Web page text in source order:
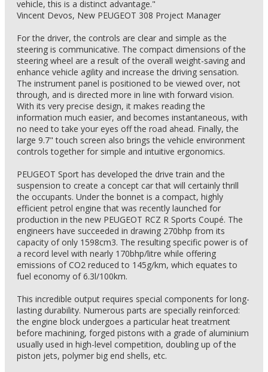
vehicle, this is a distinct advantage."
Vincent Devos, New PEUGEOT 308 Project Manager
For the driver, the controls are clear and simple as the
steering is communicative. The compact dimensions of the
steering wheel are a result of the overall weight-saving and
enhance vehicle agility and increase the driving sensation.
The instrument panel is positioned to be viewed over, not
through, and is directed more in line with forward vision.
With its very precise design, it makes reading the
information much easier, and becomes instantaneous, with
no need to take your eyes off the road ahead. Finally, the
large 9.7" touch screen also brings the vehicle environment
controls together for simple and intuitive ergonomics.
PEUGEOT Sport has developed the drive train and the
suspension to create a concept car that will certainly thrill
the occupants. Under the bonnet is a compact, highly
efficient petrol engine that was recently launched for
production in the new PEUGEOT RCZ R Sports Coupé. The
engineers have succeeded in drawing 270bhp from its
capacity of only 1598cm3. The resulting specific power is of
a record level with nearly 170bhp/litre while offering
emissions of CO2 reduced to 145g/km, which equates to
fuel economy of 6.3l/100km.
This incredible output requires special components for long-
lasting durability. Numerous parts are specially reinforced:
the engine block undergoes a particular heat treatment
before machining, forged pistons with a grade of aluminium
usually used in high-level competition, doubling up of the
piston jets, polymer big end shells, etc.